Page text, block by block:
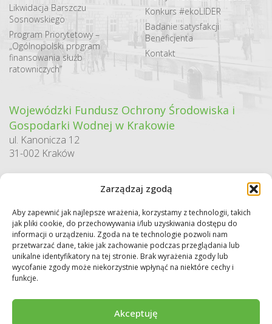
Zarządzaj zgodą
Aby zapewnić jak najlepsze wrażenia, korzystamy z technologii, takich
jak pliki cookie, do przechowywania i/lub uzyskiwania dostępu do
informacji o urządzeniu. Zgoda na te technologie pozwoli nam
przetwarzać dane, takie jak zachowanie podczas przeglądania lub
unikalne identyfikatory na tej stronie. Brak wyrażenia zgody lub
wycofanie zgody może niekorzystnie wpłynąć na niektóre cechy i
funkcje.
Akceptuję
Likwidacja Barszczu
Sosnowskiego
Program Priorytetowy –
„Ogólnopolski program
finansowania służb
ratowniczych”
Konkurs #ekoLIDER
Badanie satysfakcji
Beneficjenta
Kontakt
Wojewódzki Fundusz Ochrony Środowiska i
Gospodarki Wodnej w Krakowie
ul. Kanonicza 12
31-002 Kraków
Sekretariat / Dziennik podawczy
tel.: 12 422 94 90
e-mail:biuro@wfos.krakow.pl